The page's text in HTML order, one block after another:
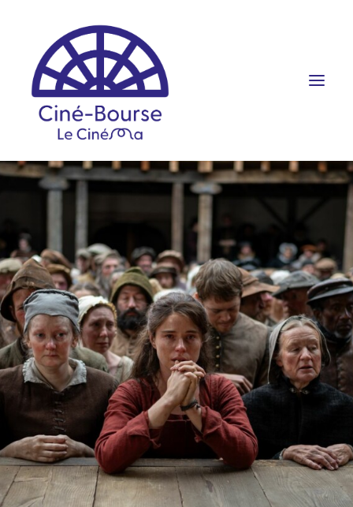
ÉVÉNEMENTS
SCOLAIRES
PRATIQUE
RÉSERVATION
PROGRAMME